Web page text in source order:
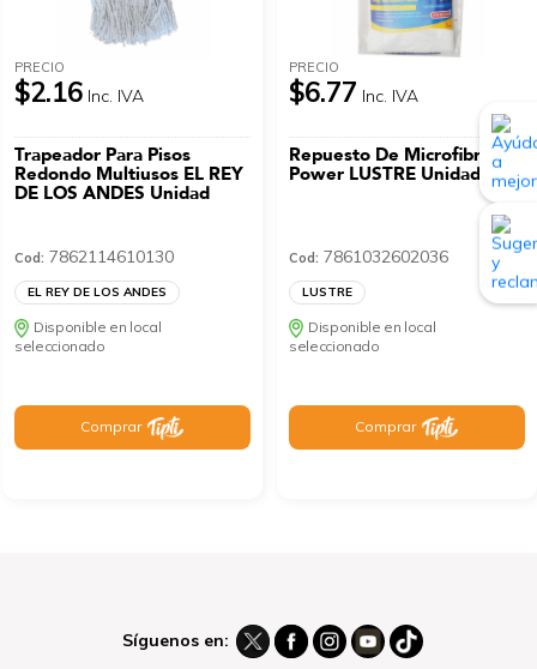
PRECIO
$2.16 Inc. IVA
Trapeador Para Pisos
Redondo Multiusos EL REY
DE LOS ANDES Unidad
Cod: 7862114610130
EL REY DE LOS ANDES
Disponible en local
seleccionado
Comprar
PRECIO
$6.77 Inc. IVA
Repuesto De Microfibra
Power LUSTRE Unidad
Cod: 7861032602036
LUSTRE
Disponible en local
seleccionado
Comprar
Síguenos en: